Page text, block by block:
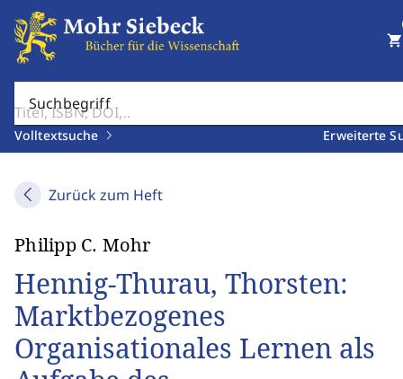
Suchbegriff
Volltextsuche Erweiterte
shopping_cart
Zurück zum Heft
Philipp C. Mohr
Hennig-Thurau, Thorsten:
Marktbezogenes
Organisationales Lernen als